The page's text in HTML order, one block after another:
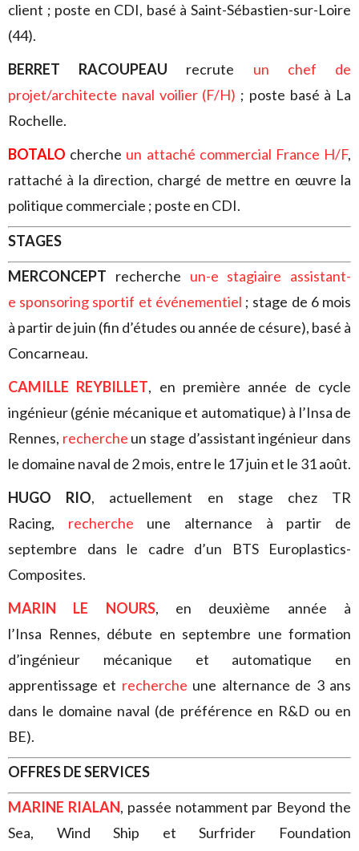
client ; poste en CDI, basé à Saint-Sébastien-sur-Loire
(44).
BERRET RACOUPEAU recrute un chef de
projet/architecte naval voilier (F/H) ; poste basé à La
Rochelle.
BOTALO cherche un attaché commercial France H/F,
rattaché à la direction, chargé de mettre en œuvre la
politique commerciale ; poste en CDI.
STAGES
MERCONCEPT recherche un-e stagiaire assistant-
e sponsoring sportif et événementiel ; stage de 6 mois
à partir de juin (fin d’études ou année de césure), basé à
Concarneau.
CAMILLE REYBILLET, en première année de cycle
ingénieur (génie mécanique et automatique) à l’Insa de
Rennes, recherche un stage d’assistant ingénieur dans
le domaine naval de 2 mois, entre le 17 juin et le 31 août.
HUGO RIO, actuellement en stage chez TR
Racing, recherche une alternance à partir de
septembre dans le cadre d’un BTS Europlastics-
Composites.
MARIN LE NOURS, en deuxième année à
l’Insa Rennes, débute en septembre une formation
d’ingénieur mécanique et automatique en
apprentissage et recherche une alternance de 3 ans
dans le domaine naval (de préférence en R&D ou en
BE).
OFFRES DE SERVICES
MARINE RIALAN, passée notamment par Beyond the
Sea, Wind Ship et Surfrider Foundation